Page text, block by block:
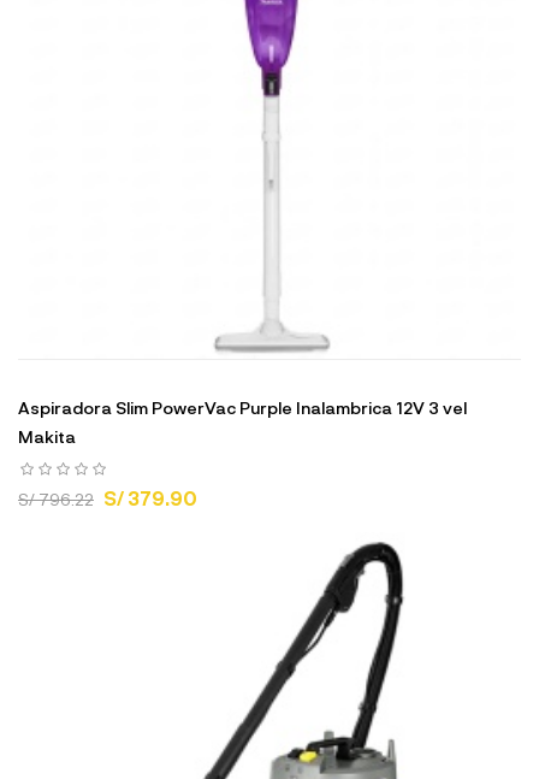
Aspiradora Slim PowerVac Purple Inalambrica 12V 3 vel
Makita
S/ 796.22 S/ 379.90